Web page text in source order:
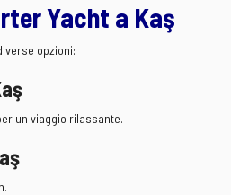
Yacht a Kaş
opzioni:
un viaggio rilassante.